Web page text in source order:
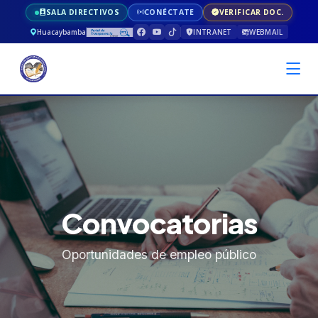
SALA DIRECTIVOS CONÉCTATE
VERIFICAR DOC.
Huacaybamba
INTRANET WEBMAIL
Convocatorias
Oportunidades de empleo público